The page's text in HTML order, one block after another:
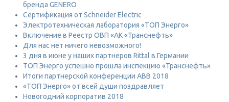
бренда GENERO
Сертификация от Schneider Electric
Электротехническая лаборатория «ТОП Энерго»
Включение в Реестр ОВП «АК «Транснефть»
Для нас нет ничего невозможного!
3 дня в июне у наших партнеров Rittal в Германии
ТОП Энерго успешно прошла инспекцию «Транснефть»
Итоги партнерской конференции ABB 2018
«ТОП Энерго» от всей души поздравляет
Новогодний корпоратив 2018